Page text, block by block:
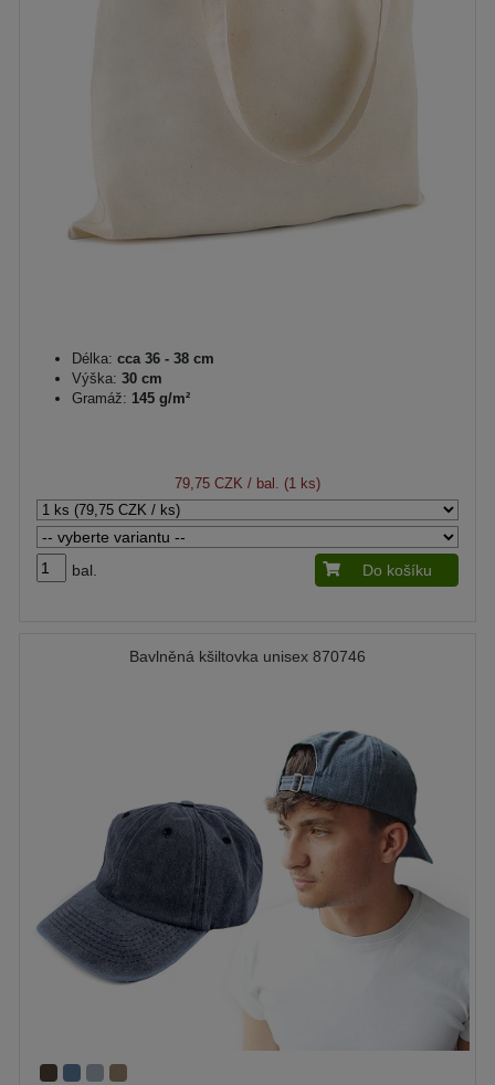
Délka: cca 36 - 38 cm
Výška: 30 cm
Gramáž: 145 g/m²
79,75 CZK / bal. (1 ks)
bal. Do košíku
Bavlněná kšiltovka unisex 870746